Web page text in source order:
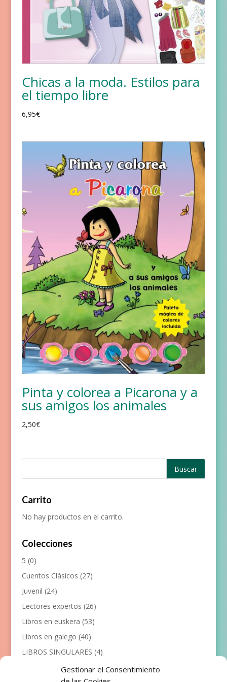
Gestionar el Consentimiento
Chicas a la moda. Estilos para
el tiempo libre
6,95€
Pinta y colorea a Picarona y a
sus amigos los animales
2,50€
Carrito
No hay productos en el carrito.
Colecciones
5 (0)
Cuentos Clásicos (27)
Juvenil (24)
Lectores expertos (26)
Libros en euskera (53)
Libros en galego (40)
LIBROS SINGULARES (4)
Llibres en català (117)